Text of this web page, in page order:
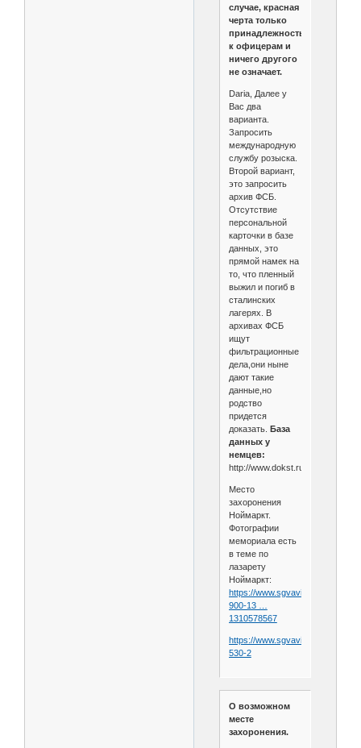
случае, красная
черта только
принадлежность
к офицерам и
ничего другого
не означает.
Daria, Далее у
Вас два
варианта.
Запросить
международную
службу розыска.
Второй вариант,
это запросить
архив ФСБ.
Отсутствие
персональной
карточки в базе
данных, это
прямой намек на
то, что пленный
выжил и погиб в
сталинских
лагерях. В
архивах ФСБ
ищут
фильтрационные
дела,они ныне
дают такие
данные,но
родство
придется
доказать. База
данных у
немцев:
http://www.dokst.ru/node/1118
Место
захоронения
Ноймаркт.
Фотографии
мемориала есть
в теме по
лазарету
Ноймаркт:
https://www.sgvavia.ru/forum/
900-13 …
1310578567
https://www.sgvavia.ru/forum/
530-2
О возможном
месте
захоронения.